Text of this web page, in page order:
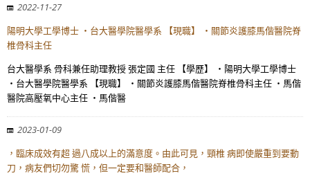
2022-11-27
陽明大學工學博士 ・台大醫學院醫學系 【現職】 ・關節炎護膝馬偕醫院脊
椎骨科主任
台大醫學系 骨科兼任助理教授 張定國 主任 【學歷】 ・陽明大學工學博士
・台大醫學院醫學系 【現職】 ・關節炎護膝馬偕醫院脊椎骨科主任 ・馬偕
醫院高壓氧中心主任 ・馬偕醫
2023-01-09
，臨床成效有超 過八成以上的滿意度。由此可見，頸椎 病即使嚴重到要動
刀，病友們切勿驚 慌，但一定要和醫師配合，